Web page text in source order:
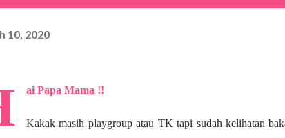
10, 2020
ai Papa Mama !!
Kakak masih playgroup atau TK tapi sudah kelihatan